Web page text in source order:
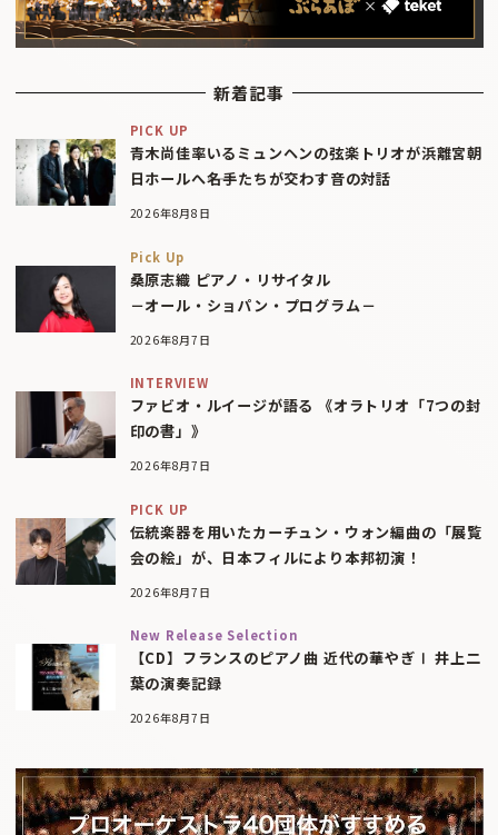
新着記事
PICK UP
青木尚佳率いるミュンヘンの弦楽トリオが浜離宮朝
日ホールへ――名手たちが交わす音の対話
2026年8月8日
Pick Up
桑原志織 ピアノ・リサイタル
－オール・ショパン・プログラム－
2026年8月7日
INTERVIEW
ファビオ・ルイージが語る 《オラトリオ「7つの封
印の書」》
2026年8月7日
PICK UP
伝統楽器を用いたカーチュン・ウォン編曲の「展覧
会の絵」が、日本フィルにより本邦初演！
2026年8月7日
New Release Selection
【CD】フランスのピアノ曲 近代の華やぎⅠ 井上二
葉の演奏記録
2026年8月7日